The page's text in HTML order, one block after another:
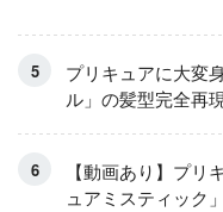
プリキュアに大変
ル」の髪型完全再
【動画あり】プ
ュアミスティック